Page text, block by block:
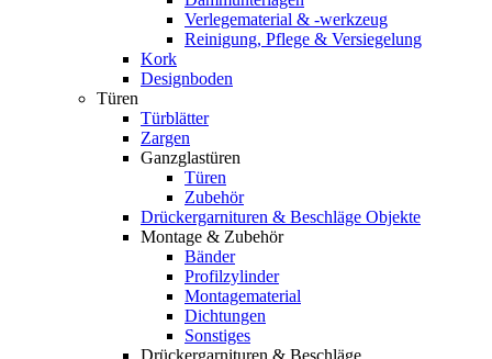
Verlegematerial & -werkzeug
Reinigung, Pflege & Versiegelung
Kork
Designboden
Türen
Türblätter
Zargen
Ganzglastüren
Türen
Zubehör
Drückergarnituren & Beschläge Objekte
Montage & Zubehör
Bänder
Profilzylinder
Montagematerial
Dichtungen
Sonstiges